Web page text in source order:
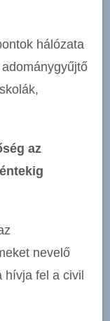
hálózata
az
nevelő
hívja fel a civil